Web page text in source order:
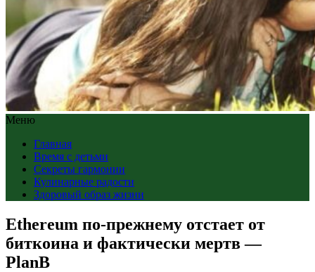
Меню
Главная
Время с детьми
Секреты гармонии
Кулинарные радости
Здоровый образ жизни
Ethereum по-прежнему отстает от
биткоина и фактически мертв —
PlanB